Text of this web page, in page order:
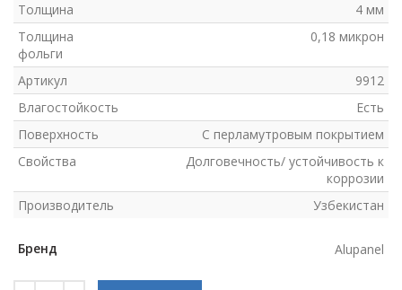
Толщина
4 мм
Толщина
фольги
0,18 микрон
Артикул
9912
Влагостойкость
Есть
Поверхность
С перламутровым покрытием
Свойства
Долговечность/ устойчивость к
коррозии
Производитель
Узбекистан
Бренд Alupanel